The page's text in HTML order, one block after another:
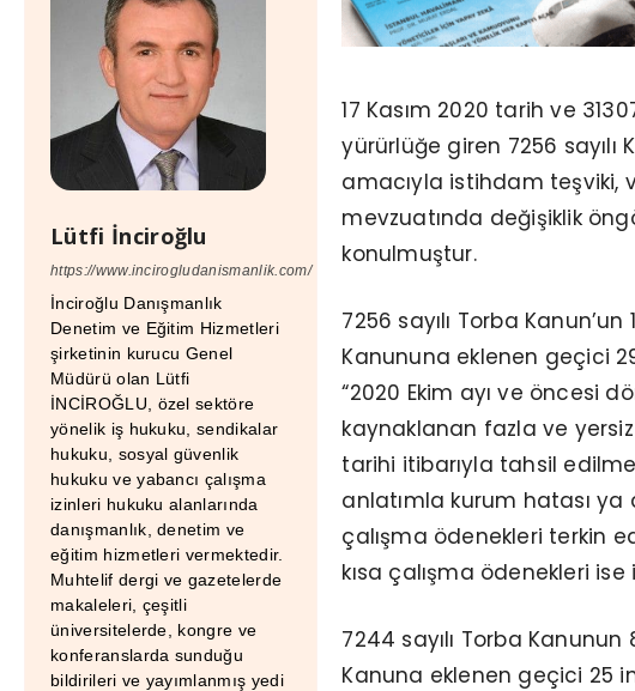
Lütfi İnciroğlu
https://www.incirogludanismanlik.com/
İnciroğlu Danışmanlık
Denetim ve Eğitim Hizmetleri
şirketinin kurucu Genel
Müdürü olan Lütfi
İNCİROĞLU, özel sektöre
yönelik iş hukuku, sendikalar
hukuku, sosyal güvenlik
hukuku ve yabancı çalışma
izinleri hukuku alanlarında
danışmanlık, denetim ve
eğitim hizmetleri vermektedir.
Muhtelif dergi ve gazetelerde
makaleleri, çeşitli
üniversitelerde, kongre ve
konferanslarda sunduğu
bildirileri ve yayımlanmış yedi
17 Kasım 2020 tarih ve
yürürlüğe giren 7256 sayılı
amacıyla istihdam teşviki,
mevzuatında değişiklik
konulmuştur.
7256 sayılı Torba
Kanununa eklenen geçici
“2020 Ekim ayı ve öncesi
kaynaklanan fazla ve yersiz
tarihi itibarıyla tahsil
anlatımla kurum hatası ya
çalışma ödenekleri terkin
kısa çalışma ödenekleri
7244 sayılı Torba
Kanuna eklenen geçici 25